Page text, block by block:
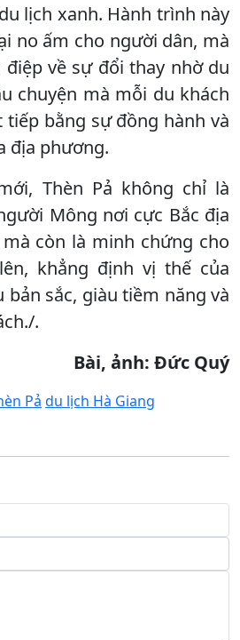
lịch xanh. Hành trình này
no ấm cho người dân, mà
về sự đổi thay nhờ du
chuyện mà mỗi du khách
tiếp bằng sự đồng hành và
địa phương.
Thèn Pả không chỉ là
Mông nơi cực Bắc địa
còn là minh chứng cho
khẳng định vị thế của
sắc, giàu tiềm năng và
.
Bài, ảnh: Đức Quý
Pả du lịch Hà Giang